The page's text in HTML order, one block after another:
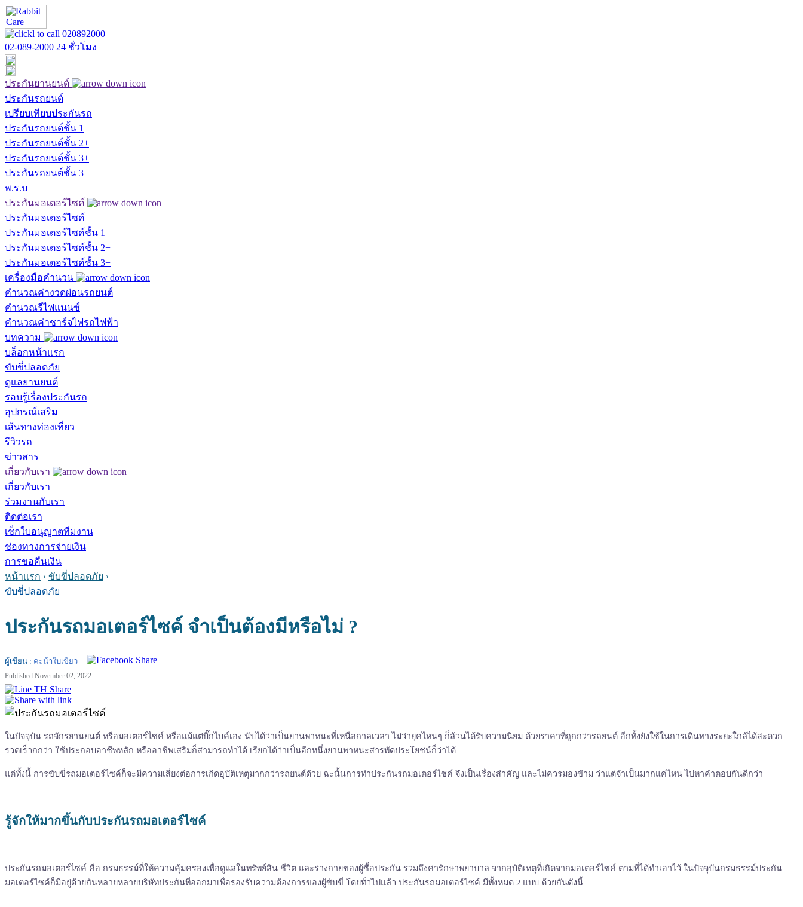
02-089-2000 24 ชั่วโมง
ประกันยานยนต์
ประกันรถยนต์
เปรียบเทียบประกันรถ
ประกันรถยนต์ชั้น 1
ประกันรถยนต์ชั้น 2+
ประกันรถยนต์ชั้น 3+
ประกันรถยนต์ชั้น 3
พ.ร.บ
ประกันมอเตอร์ไซค์
ประกันมอเตอร์ไซค์
ประกันมอเตอร์ไซค์ชั้น 1
ประกันมอเตอร์ไซค์ชั้น 2+
ประกันมอเตอร์ไซค์ชั้น 3+
เครื่องมือคำนวน
คำนวณค่างวดผ่อนรถยนต์
คำนวณรีไฟแนนซ์
คำนวณค่าชาร์จไฟรถไฟฟ้า
บทความ
บล็อกหน้าแรก
ขับขี่ปลอดภัย
ดูแลยานยนต์
รอบรู้เรื่องประกันรถ
อุปกรณ์เสริม
เส้นทางท่องเที่ยว
รีวิวรถ
ข่าวสาร
เกี่ยวกับเรา
เกี่ยวกับเรา
ร่วมงานกับเรา
ติดต่อเรา
เช็กใบอนุญาตทีมงาน
ช่องทางการจ่ายเงิน
การขอคืนเงิน
หน้าแรก › ขับขี่ปลอดภัย ›
ขับขี่ปลอดภัย
ประกันรถมอเตอร์ไซค์ จำเป็นต้องมีหรือไม่ ?
ผู้เขียน : คะน้าใบเขียว
Published November 02, 2022
ในปัจจุบัน รถจักรยานยนต์ หรือมอเตอร์ไซค์ หรือแม้แต่บิ๊กไบค์เอง นับได้ว่าเป็นยานพาหนะที่เหนือกาลเวลา ไม่ว่ายุคไหนๆ ก็ล้วนได้รับความนิยม ด้วยราคาที่ถูกกว่ารถยนต์ อีกทั้งยังใช้ในการเดินทางระยะใกล้ได้สะดวก
รวดเร็วกกว่า ใช้ประกอบอาชีพหลัก หรืออาชีพเสริมก็สามารถทำได้ เรียกได้ว่าเป็นอีกหนึ่งยานพาหนะสารพัดประโยชน์ก็ว่าได้
แต่ทั้งนี้ การขับขี่รถมอเตอร์ไซค์ก็จะมีความเสี่ยงต่อการเกิดอุบัติเหตุมากกว่ารถยนต์ด้วย ฉะนั้นการทำประกันรถมอเตอร์ไซค์ จึงเป็นเรื่องสำคัญ และไม่ควรมองข้าม ว่าแต่จำเป็นมากแค่ไหน ไปหาคำตอบกันดีกว่า
รู้จักให้มากขึ้นกับประกันรถมอเตอร์ไซค์
ประกันรถมอเตอร์ไซค์ คือ กรมธรรม์ที่ให้ความคุ้มครองเพื่อดูแลในทรัพย์สิน ชีวิต และร่างกายของผู้ซื้อประกัน รวมถึงค่ารักษาพยาบาล จากอุบัติเหตุที่เกิดจากมอเตอร์ไซค์ ตามที่ได้ทำเอาไว้ ในปัจจุบันกรมธรรม์ประกัน
มอเตอร์ไซค์ก็มีอยู่ด้วยกันหลายหลายบริษัทประกันที่ออกมาเพื่อรองรับความต้องการของผู้ขับขี่ โดยทั่วไปแล้ว ประกันรถมอเตอร์ไซค์ มีทั้งหมด 2 แบบ ด้วยกันดังนี้